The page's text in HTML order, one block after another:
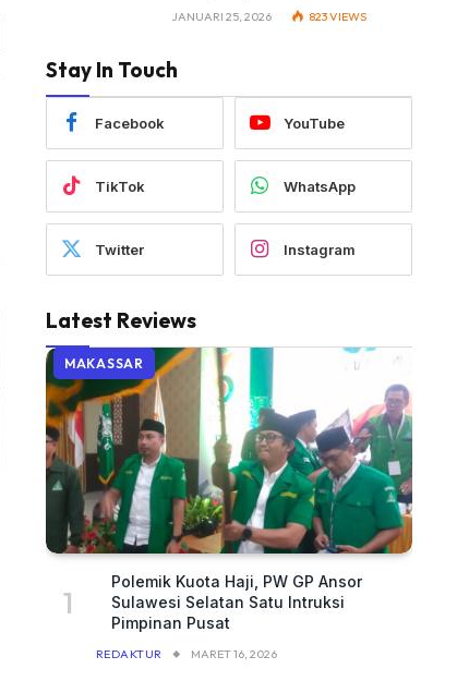
JANUARI 25, 2026 823VIEWS
Stay In Touch
Facebook YouTube
TikTok WhatsApp
Twitter Instagram
Latest Reviews
MAKASSAR
Polemik Kuota Haji, PW GP Ansor
Sulawesi Selatan Satu Intruksi
Pimpinan Pusat
REDAKTUR MARET 16, 2026